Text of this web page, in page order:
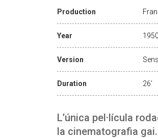
Production
Year 1950
Version
Duration 26'
L’única pel·lícula
la cinematografia